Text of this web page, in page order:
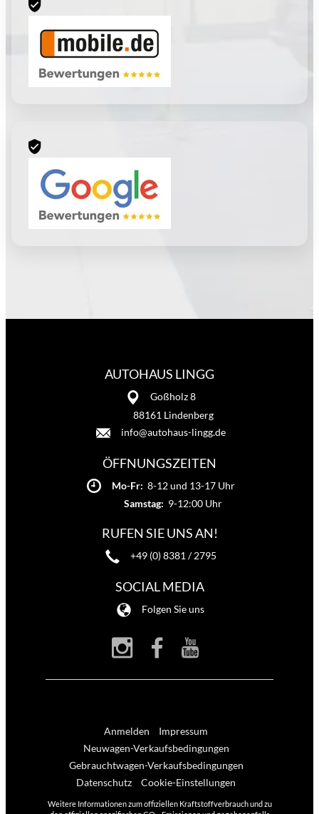
AUTOHAUS LINGG
Goßholz 8
88161 Lindenberg
info@autohaus-lingg.de
ÖFFNUNGSZEITEN
Mo-Fr: 8-12 und 13-17 Uhr
Samstag: 9-12:00 Uhr
RUFEN SIE UNS AN!
+49 (0) 8381 / 2795
SOCIAL MEDIA
Folgen Sie uns
Anmelden
Impressum
Neuwagen-Verkaufsbedingungen
Gebrauchtwagen-Verkaufsbedingungen
Datenschutz
Cookie-Einstellungen
Weitere Informationen zum offiziellen Kraftstoffverbrauch und zu